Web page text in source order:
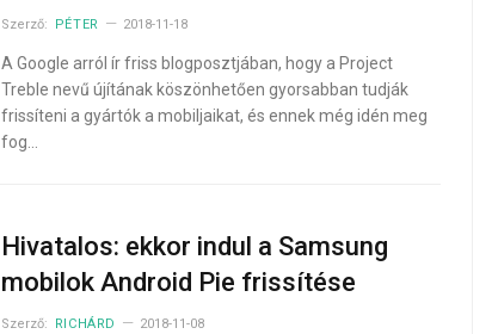
Szerző: PÉTER 2018-11-18
A Google arról ír friss blogposztjában, hogy a Project
Treble nevű újítának köszönhetően gyorsabban tudják
frissíteni a gyártók a mobiljaikat, és ennek még idén meg
fog…
Hivatalos: ekkor indul a Samsung
mobilok Android Pie frissítése
Szerző: RICHÁRD 2018-11-08